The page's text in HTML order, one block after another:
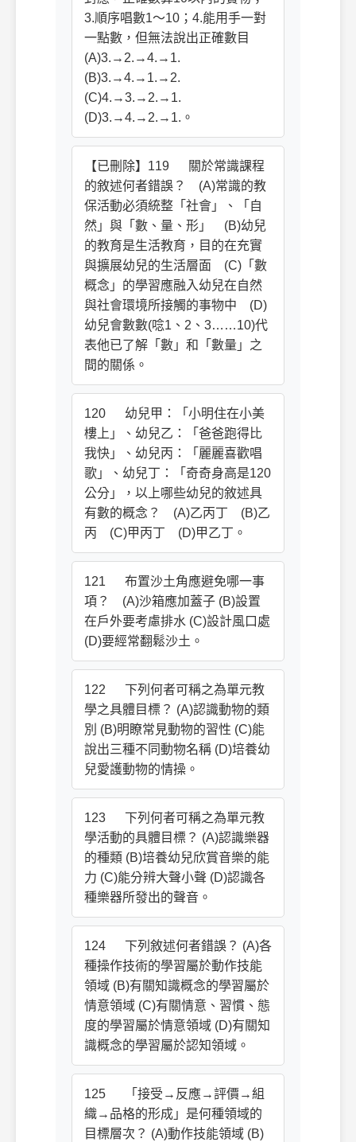
3.順序唱數1～10；4.能用手一對
一點數，但無法說出正確數目
(A)3.→2.→4.→1.
(B)3.→4.→1.→2.
(C)4.→3.→2.→1.
(D)3.→4.→2.→1.。
【已刪除】119 關於常識課程
的敘述何者錯誤？ (A)常識的教
保活動必須統整「社會」、「自
然」與「數、量、形」 (B)幼兒
的教育是生活教育，目的在充實
與擴展幼兒的生活層面 (C)「數
概念」的學習應融入幼兒在自然
與社會環境所接觸的事物中 (D)
幼兒會數數(唸1、2、3……10)代
表他已了解「數」和「數量」之
間的關係。
120 幼兒甲：「小明住在小美
樓上」、幼兒乙：「爸爸跑得比
我快」、幼兒丙：「麗麗喜歡唱
歌」、幼兒丁：「奇奇身高是120
公分」，以上哪些幼兒的敘述具
有數的概念？ (A)乙丙丁 (B)乙
丙 (C)甲丙丁 (D)甲乙丁。
121 布置沙土角應避免哪一事
項？ (A)沙箱應加蓋子 (B)設置
在戶外要考慮排水 (C)設計風口處
(D)要經常翻鬆沙土。
122 下列何者可稱之為單元教
學之具體目標？ (A)認識動物的類
別 (B)明瞭常見動物的習性 (C)能
說出三種不同動物名稱 (D)培養幼
兒愛護動物的情操。
123 下列何者可稱之為單元教
學活動的具體目標？ (A)認識樂器
的種類 (B)培養幼兒欣賞音樂的能
力 (C)能分辨大聲小聲 (D)認識各
種樂器所發出的聲音。
124 下列敘述何者錯誤？ (A)各
種操作技術的學習屬於動作技能
領域 (B)有關知識概念的學習屬於
情意領域 (C)有關情意、習慣、態
度的學習屬於情意領域 (D)有關知
識概念的學習屬於認知領域。
125 「接受→反應→評價→組
織→品格的形成」是何種領域的
目標層次？ (A)動作技能領域 (B)